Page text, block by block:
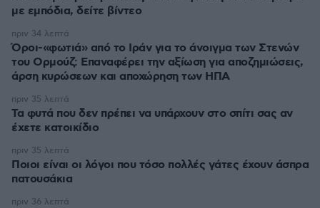
με εμπόδια, δείτε βίντεο
Όροι-«φωτιά» από το Ιράν για το άνοιγμα των Στενών
του Ορμούζ: Επαναφέρει την αξίωση για αποζημιώσεις,
άρση κυρώσεων και αποχώρηση των ΗΠΑ
πριν 34 λεπτά
Τα φυτά που δεν πρέπει να υπάρχουν στο σπίτι σας αν
έχετε κατοικίδιο
πριν 35 λεπτά
Ποιοι είναι οι λόγοι που τόσο πολλές γάτες έχουν άσπρα
πατουσάκια
πριν 35 λεπτά
πριν 36 λεπτά